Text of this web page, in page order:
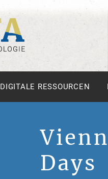
DIGITALE RESSOURCEN
Days